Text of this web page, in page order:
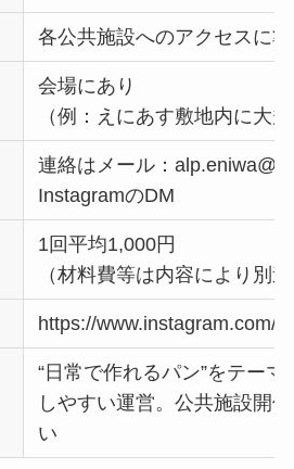
各公共施設へのアクセスに
会場にあり
（例：えにあす敷地内に大
連絡はメール：
InstagramのDM
1回平均1,000円
（材料費等は内容により別
https://www.instagram.com/
“日常で作れるパン”をテー
しやすい運営。公共施設開
い